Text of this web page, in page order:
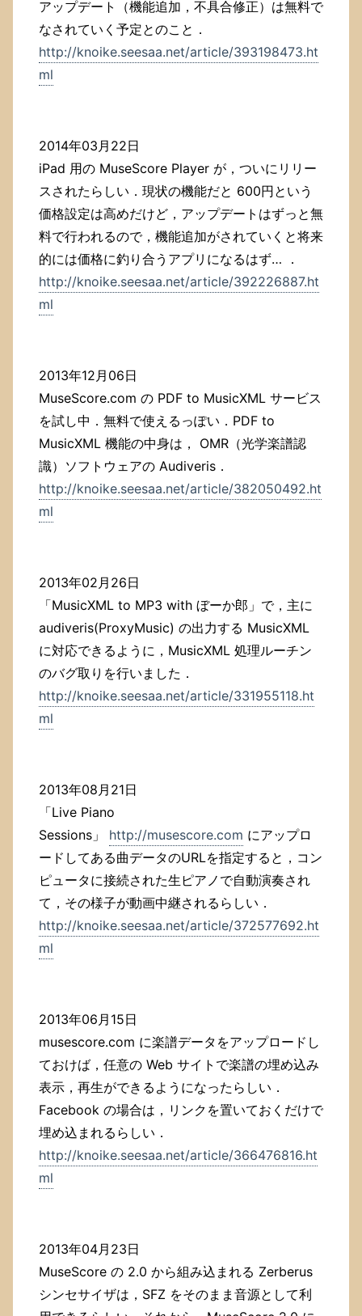
アップデート（機能追加，不具合修正）は無料で
なされていく予定とのこと．
http://knoike.seesaa.net/article/393198473.ht
ml
2014年03月22日
iPad 用の MuseScore Player が，ついにリリー
スされたらしい．現状の機能だと 600円という
価格設定は高めだけど，アップデートはずっと無
料で行われるので，機能追加がされていくと将来
的には価格に釣り合うアプリになるはず… ．
http://knoike.seesaa.net/article/392226887.ht
ml
2013年12月06日
MuseScore.com の PDF to MusicXML サービス
を試し中．無料で使えるっぽい．PDF to
MusicXML 機能の中身は， OMR（光学楽譜認
識）ソフトウェアの Audiveris．
http://knoike.seesaa.net/article/382050492.ht
ml
2013年02月26日
「MusicXML to MP3 with ぼーか郎」で，主に
audiveris(ProxyMusic) の出力する MusicXML
に対応できるように，MusicXML 処理ルーチン
のバグ取りを行いました．
http://knoike.seesaa.net/article/331955118.ht
ml
2013年08月21日
「Live Piano
Sessions」 http://musescore.com にアップロ
ードしてある曲データのURLを指定すると，コン
ピュータに接続された生ピアノで自動演奏され
て，その様子が動画中継されるらしい．
http://knoike.seesaa.net/article/372577692.ht
ml
2013年06月15日
musescore.com に楽譜データをアップロードし
ておけば，任意の Web サイトで楽譜の埋め込み
表示，再生ができるようになったらしい．
Facebook の場合は，リンクを置いておくだけで
埋め込まれるらしい．
http://knoike.seesaa.net/article/366476816.ht
ml
2013年04月23日
MuseScore の 2.0 から組み込まれる Zerberus
シンセサイザは，SFZ をそのまま音源として利